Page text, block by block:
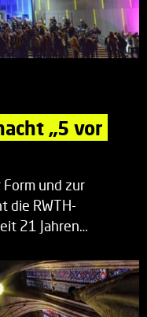
„5 vor
und zur
die RWTH-
21 Jahren…